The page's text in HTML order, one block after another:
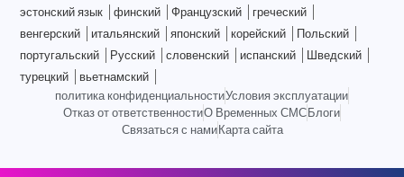
эстонский язык
финский Французский
греческий
венгерский
итальянский японский корейский
Польский
португальский
Русский словенский испанский
Шведский
турецкий
вьетнамский
политика конфиденциальностиУсловия эксплуатации
Отказ от ответственностиО Временных СМСБлоги
Связаться с намиКарта сайта